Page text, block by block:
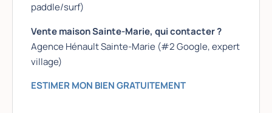
paddle/surf)
Vente maison Sainte-Marie, qui contacter ?
Agence Hénault Sainte-Marie (#2 Google, expert
village)
ESTIMER MON BIEN GRATUITEMENT